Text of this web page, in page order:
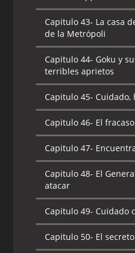
Capitulo 43- La casa
de la Metrópoli
Capitulo 44- Goku y
terribles aprietos
Capitulo 45- Cuidado,
Capitulo 46- El
Capitulo 47-
Capitulo 48- El
atacar
Capitulo 49- Cuidado
Capitulo 50- El